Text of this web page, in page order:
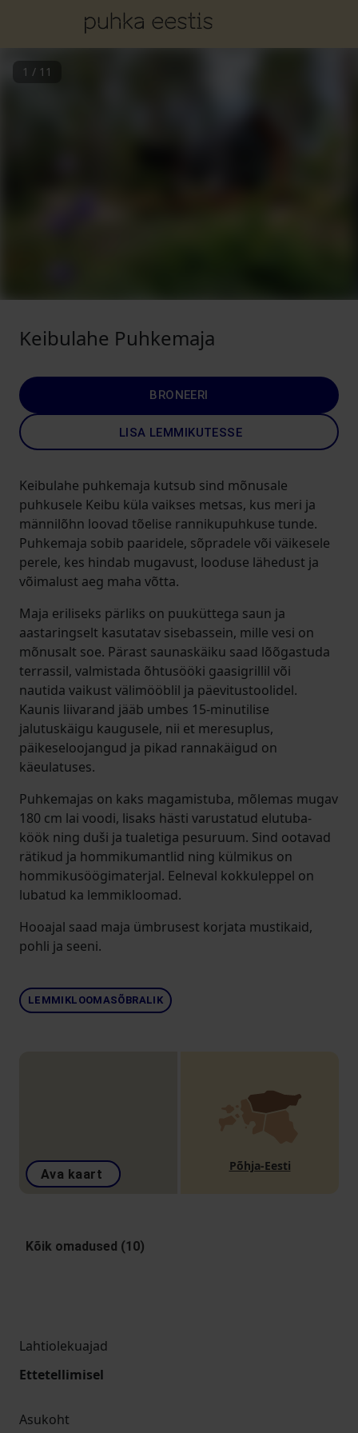
1 / 11
Keibulahe Puhkemaja
BRONEERI
LISA LEMMIKUTESSE
Keibulahe puhkemaja kutsub sind mõnusale
puhkusele Keibu küla vaikses metsas, kus meri ja
männilõhn loovad tõelise rannikupuhkuse tunde.
Puhkemaja sobib paaridele, sõpradele või väikesele
perele, kes hindab mugavust, looduse lähedust ja
võimalust aeg maha võtta.
Maja eriliseks pärliks on puuküttega saun ja
aastaringselt kasutatav sisebassein, mille vesi on
mõnusalt soe. Pärast saunaskäiku saad lõõgastuda
terrassil, valmistada õhtusööki gaasigrillil või
nautida vaikust välimööblil ja päevitustoolidel.
Kaunis liivarand jääb umbes 15-minutilise
jalutuskäigu kaugusele, nii et meresuplus,
päikeseloojangud ja pikad rannakäigud on
käeulatuses.
Puhkemajas on kaks magamistuba, mõlemas mugav
180 cm lai voodi, lisaks hästi varustatud elutuba-
köök ning duši ja tualetiga pesuruum. Sind ootavad
rätikud ja hommikumantlid ning külmikus on
hommikusöögimaterjal. Eelneval kokkuleppel on
lubatud ka lemmikloomad.
Hooajal saad maja ümbrusest korjata mustikaid,
pohli ja seeni.
LEMMIKLOOMASÕBRALIK
Ava kaart
Põhja-Eesti
Kõik omadused (10)
Lahtiolekuajad
Ettetellimisel
Asukoht